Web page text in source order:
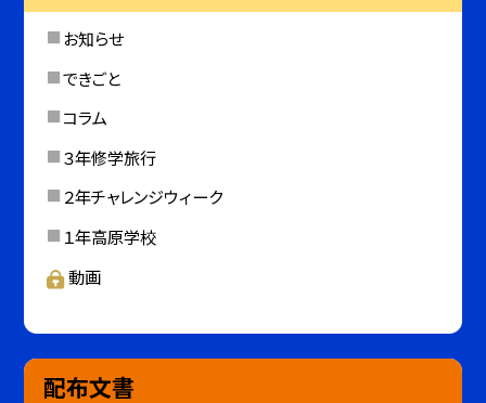
お知らせ
できごと
コラム
３年修学旅行
２年チャレンジウィーク
１年高原学校
動画
配布文書